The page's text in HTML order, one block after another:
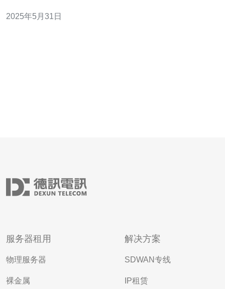
影响，包括服务器性能、品牌、服务质量等。一般来说，
2025年5月31日
服务器租用
物理服务器
裸金属
解决方案
SDWAN专线
IP租赁